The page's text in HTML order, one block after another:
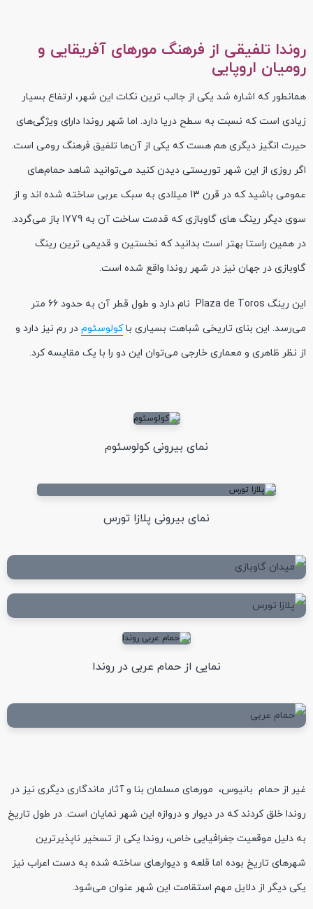
روندا تلفیقی از فرهنگ مورهای آفریقایی و
رومیان اروپایی
همانطور که اشاره شد یکی از جالب ترین نکات این شهر، ارتفاع بسیار
زیادی است که نسبت به سطح دریا دارد. اما شهر روندا دارای ویژگی‌های
حیرت انگیز دیگری هم هست که یکی از آن‌ها تلفیق فرهنگ رومی است.
اگر روزی از این شهر توریستی دیدن کنید می‌توانید شاهد حمام‌های
عمومی باشید که در قرن 13 میلادی به سبک عربی ساخته شده اند و از
سوی دیگر رینگ های گاوبازی که قدمت ساخت آن به 1779 باز می‌گردد.
در همین راستا بهتر است بدانید که نخستین و قدیمی ترین رینگ
گاوبازی در جهان نیز در شهر روندا واقع شده است.
این رینگ Plaza de Toros نام دارد و طول قطر آن به حدود 66 متر
می‌رسد. این بنای تاریخی شباهت بسیاری باکولوسئوم در رم نیز دارد و
از نظر ظاهری و معماری خارجی می‌توان این دو را با یک مقایسه کرد.
نمای بیرونی کولوسئوم
نمای بیرونی پلازا تورس
نمایی از حمام عربی در روندا
غیر از حمام بانیوس، مورهای مسلمان بنا و آثار ماندگاری دیگری نیز در
روندا خلق کردند که در دیوار و دروازه این شهر نمایان است. در طول تاریخ
به دلیل موقعیت جغرافیایی خاص، روندا یکی از تسخیر ناپذیرترین
شهرهای تاریخ بوده اما قلعه و دیوارهای ساخته شده به دست اعراب نیز
یکی دیگر از دلایل مهم استقامت این شهر عنوان می‌شود.